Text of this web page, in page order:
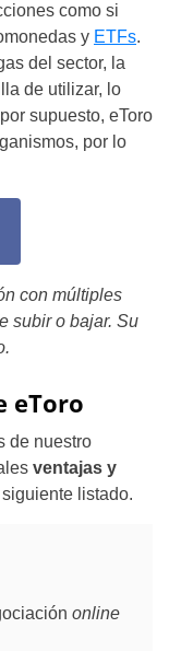
como si
y ETFs.
del sector, la
de utilizar, lo
supuesto, eToro
por lo
con múltiples
subir o bajar. Su
eToro
de nuestro
ventajas y
listado.
online